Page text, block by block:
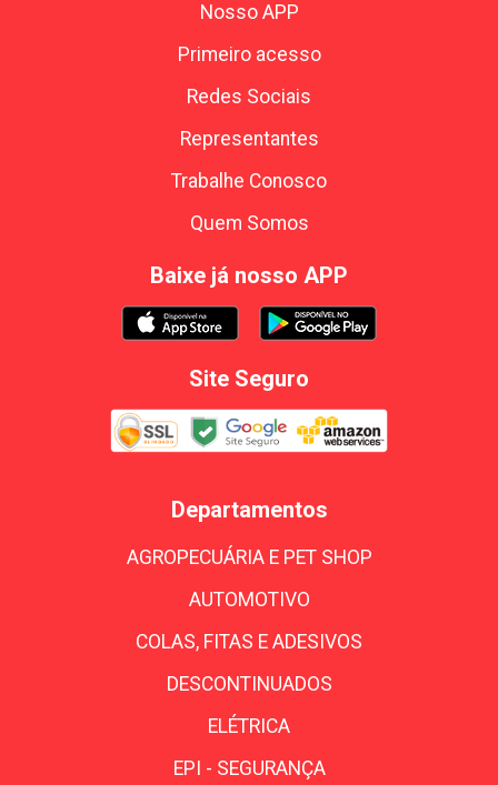
Nosso APP
Primeiro acesso
Redes Sociais
Representantes
Trabalhe Conosco
Quem Somos
Baixe já nosso APP
Site Seguro
Departamentos
AGROPECUÁRIA E PET SHOP
AUTOMOTIVO
COLAS, FITAS E ADESIVOS
DESCONTINUADOS
ELÉTRICA
EPI - SEGURANÇA